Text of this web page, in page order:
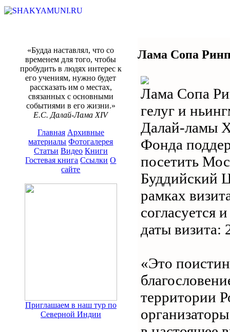
«Будда наставлял, что со
временем для того, чтобы
пробудить в людях интерес к
его учениям, нужно будет
рассказать им о местах,
связанных с основными
событиями в его жизни.»
Е.С. Далай-Лама XIV
Главная Архивные
материалы Фотогалерея
Статьи Видео Книги
Гостевая книга Ссылки О
сайте
Приглашаем в наш тур по
Северной Индии
Лама Сопа
Лама Сопа
гелуг и
Далай-ламы
Фонда
посетить
Буддийский
рамках
согласуется
даты визита:
«Это
территории